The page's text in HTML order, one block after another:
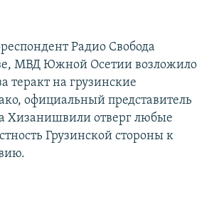
Радио Свобода
МВД Южной Осетии возложило
теракт на грузинские
официальный представитель
Хизанишвили отверг любые
Грузинской стороны к